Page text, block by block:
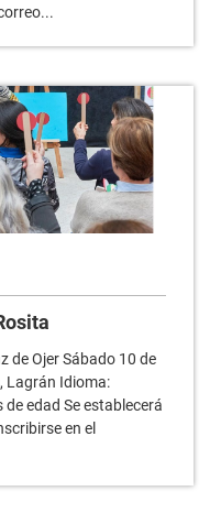
de Ojer Sábado 10 de
Lagrán Idioma:
edad Se establecerá
en el